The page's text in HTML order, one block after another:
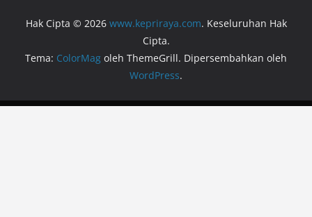
Hak Cipta © 2026 www.kepriraya.com. Keseluruhan Hak
Cipta.
Tema: ColorMag oleh ThemeGrill. Dipersembahkan oleh
WordPress.